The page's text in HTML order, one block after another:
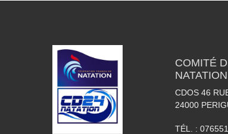
COMITÉ
CDOS 46
24000
TÉL. :